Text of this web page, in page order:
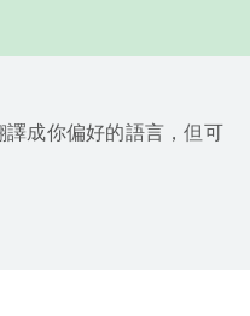
成你偏好的語言，但可